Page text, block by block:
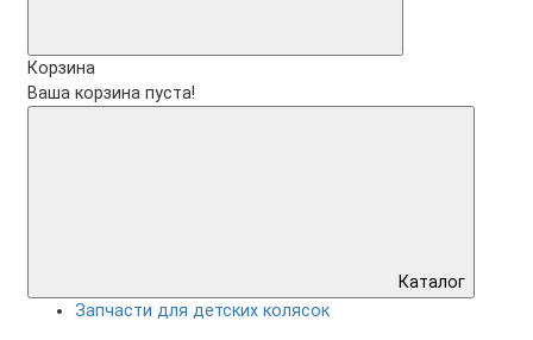
Корзина
Ваша корзина пуста!
Каталог
Запчасти для детских колясок